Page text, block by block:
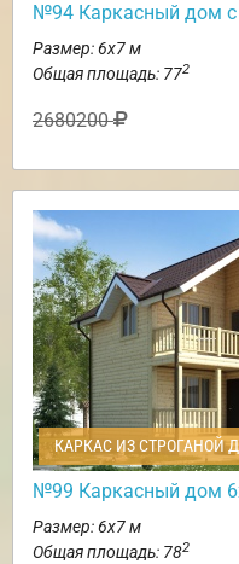
№94 Каркасный дом с
Размер: 6х7 м
Общая площадь: 772
2680200
КАРКАС ИЗ СТРОГАНОЙ
№99 Каркасный дом
Размер: 6х7 м
Общая площадь: 782